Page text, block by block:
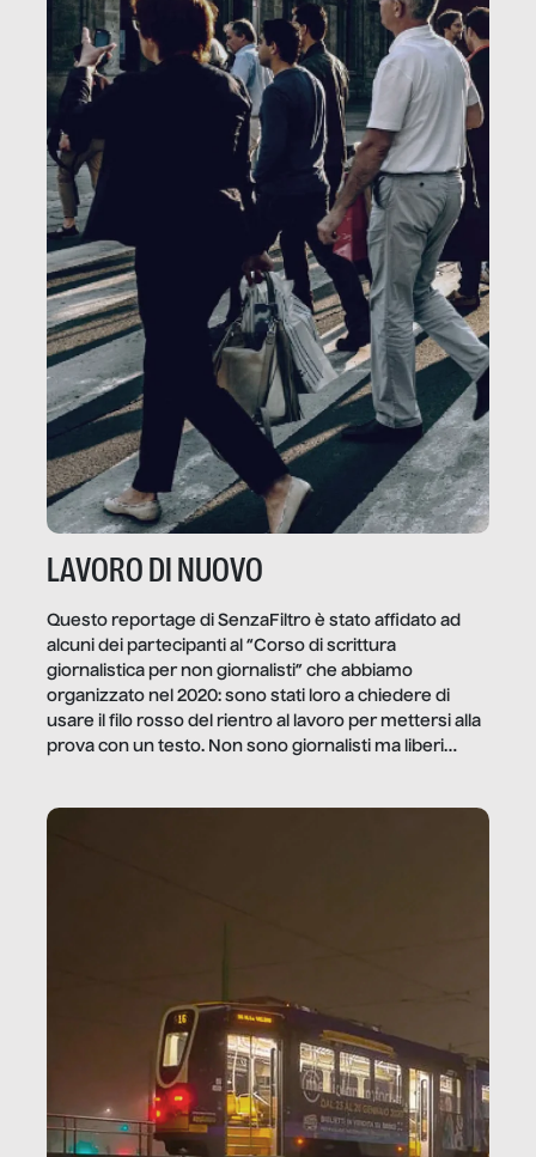
LAVORO DI NUOVO
Questo reportage di SenzaFiltro è stato affidato ad
alcuni dei partecipanti al “Corso di scrittura
giornalistica per non giornalisti” che abbiamo
organizzato nel 2020: sono stati loro a chiedere di
usare il filo rosso del rientro al lavoro per mettersi alla
prova con un testo. Non sono giornalisti ma liberi